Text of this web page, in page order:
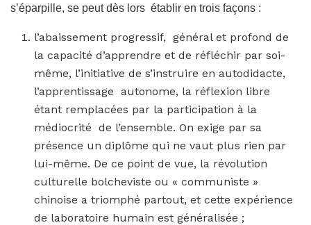
s’éparpille, se peut dès lors établir en trois façons :
l’abaissement progressif, général et profond de
la capacité d’apprendre et de réfléchir par soi-
même, l’initiative de s’instruire en autodidacte,
l’apprentissage autonome, la réflexion libre
étant remplacées par la participation à la
médiocrité de l’ensemble. On exige par sa
présence un diplôme qui ne vaut plus rien par
lui-même. De ce point de vue, la révolution
culturelle bolcheviste ou « communiste »
chinoise a triomphé partout, et cette expérience
de laboratoire humain est généralisée ;